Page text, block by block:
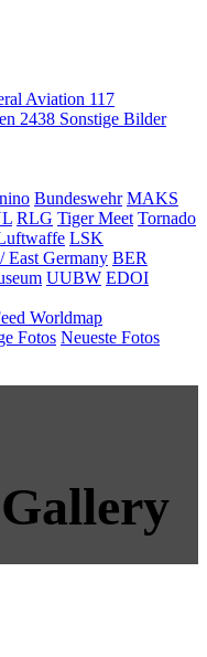
Aviation 117
2438 Sonstige Bilder
Bundeswehr MAKS
RLG Tiger Meet Tornado
LSK
Germany BER
UUBW EDOI
Worldmap
Fotos Neueste Fotos